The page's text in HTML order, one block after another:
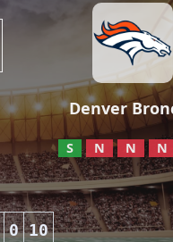
Denver
S N N N
0 10